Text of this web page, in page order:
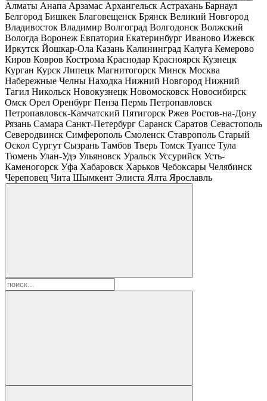
Алматы Анапа Арзамас Архангельск Астрахань Барнаул
Белгород Бишкек Благовещенск Брянск Великий Новгород
Владивосток Владимир Волгоград Волгодонск Волжский
Вологда Воронеж Евпатория Екатеринбург Иваново Ижевск
Иркутск Йошкар-Ола Казань Калининград Калуга Кемерово
Киров Ковров Кострома Краснодар Красноярск Кузнецк
Курган Курск Липецк Магнитогорск Минск Москва
Набережные Челны Находка Нижний Новгород Нижний
Тагил Никольск Новокузнецк Новомосковск Новосибирск
Омск Орел Оренбург Пенза Пермь Петропавловск
Петропавловск-Камчатский Пятигорск Ржев Ростов-на-Дону
Рязань Самара Санкт-Петербург Саранск Саратов Севастополь
Северодвинск Симферополь Смоленск Ставрополь Старый
Оскол Сургут Сызрань Тамбов Тверь Томск Туапсе Тула
Тюмень Улан-Удэ Ульяновск Уральск Уссурийск Усть-
Каменогорск Уфа Хабаровск Харьков Чебоксары Челябинск
Череповец Чита Шымкент Элиста Ялта Ярославль